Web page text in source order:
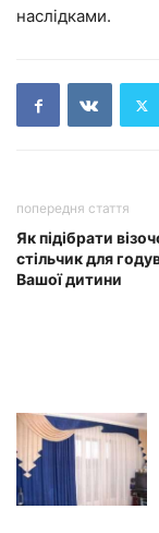
наслідками.
попередня стаття
Як підібрати
стільчик для
Вашої дитини